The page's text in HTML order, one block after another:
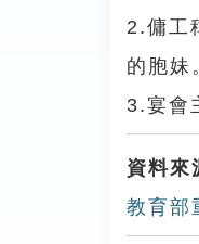
2.傭工
的胞妹
3.宴會
資料來
教育部